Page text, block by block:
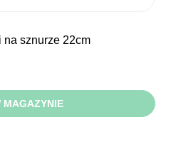
na sznurze 22cm
MAGAZYNIE